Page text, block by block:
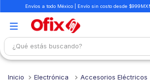
Envíos a todo México | Envío sin costo desde
¿Qué estás buscando?
Electrónica Accesorios Eléctricos